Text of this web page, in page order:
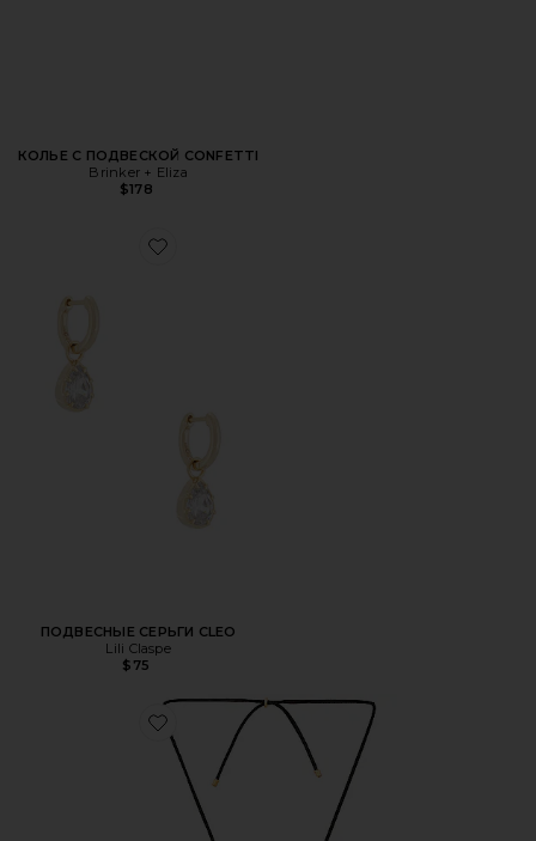
КОЛЬЕ С ПОДВЕСКОЙ CONFETTI
Brinker + Eliza
$178
Favorite ПОДВЕСНЫЕ СЕРЬГИ CLEO
ПОДВЕСНЫЕ СЕРЬГИ CLEO
Lili Claspe
$75
Favorite ОЖЕРЕЛЬЕ BLACK MINI